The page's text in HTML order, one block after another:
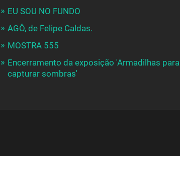
EU SOU NO FUNDO
AGÔ, de Felipe Caldas.
MOSTRA 555
Encerramento da exposição 'Armadilhas para
capturar sombras'